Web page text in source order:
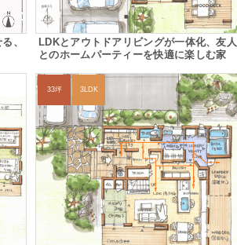
、
LDKとアウトドアリビングが一体化、友人
とのホームパーティーを快適に楽しむ家
33坪 3LDK